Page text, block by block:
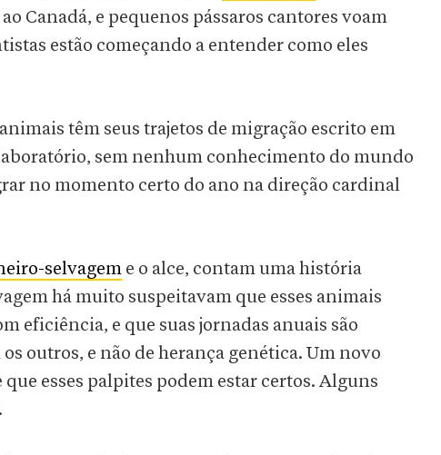
Canadá, e pequenos pássaros cantores voam
estão começando a entender como eles
têm seus trajetos de migração escrito em
sem nenhum conhecimento do mundo
no momento certo do ano na direção cardinal
selvagem e o alce, contam uma história
há muito suspeitavam que esses animais
eficiência, e que suas jornadas anuais são
outros, e não de herança genética. Um novo
que esses palpites podem estar certos. Alguns